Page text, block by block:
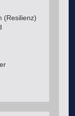
(Resilienz)